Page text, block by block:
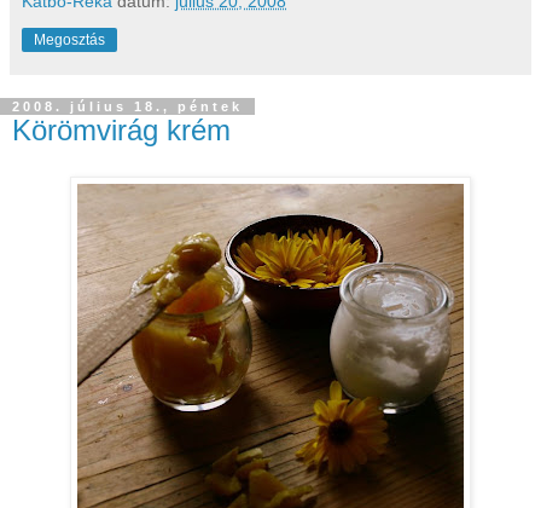
Megosztás
2008. július 18., péntek
Körömvirág krém